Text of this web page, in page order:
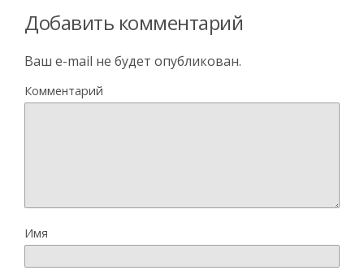
Добавить комментарий
Ваш e-mail не будет опубликован.
Комментарий
Имя